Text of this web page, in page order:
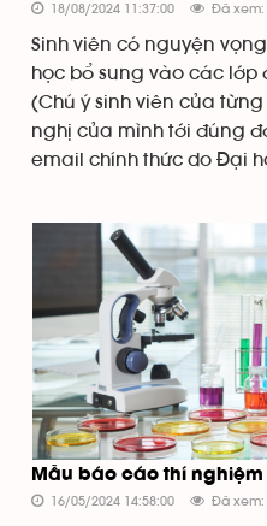
18/08/2024 11:37:00 Đã xem:
Sinh viên có nguyện
học bổ sung vào các lớp
(Chú ý sinh viên của
nghị của mình tới đúng
email chính thức do Đại
Mẫu báo cáo thí
16/05/2024 14:58:00 Đã xem: